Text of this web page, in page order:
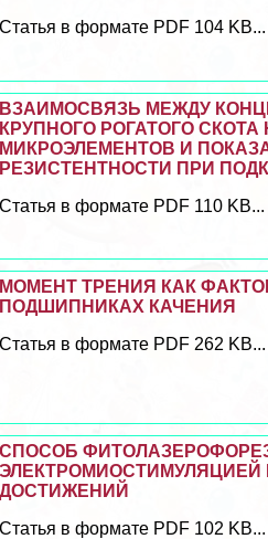
Статья в формате PDF 104 KB...
ВЗАИМОСВЯЗЬ МЕЖДУ
КРУПНОГО РОГАТОГО
МИКРОЭЛЕМЕНТОВ И
РЕЗИСТЕНТНОСТИ ПРИ
Статья в формате PDF 110 KB...
МОМЕНТ ТРЕНИЯ КАК
ПОДШИПНИКАХ КАЧЕНИЯ
Статья в формате PDF 262 KB...
СПОСОБ
ДОСТИЖЕНИЙ
Статья в формате PDF 102 KB...